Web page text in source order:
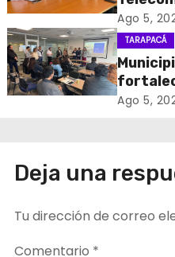
a
c
i
d
e
e
de
Iquique
Ago 5,
TARAPACÁ
Ago 5,
Deja una
Tu dirección de correo
Comentario *